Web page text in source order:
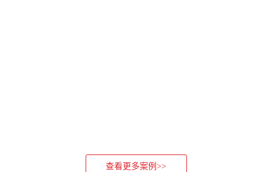
查看更多案例>>